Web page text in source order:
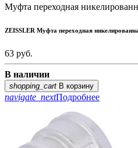
Муфта переходная
ZEISSLER Муфта переходная
63 руб.
В наличии
shopping_cart В корзину
navigate_nextПодробнее